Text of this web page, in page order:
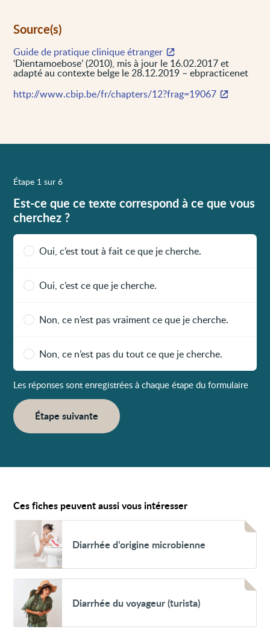
Source(s)
Guide de pratique clinique étranger
‘Dientamoebose’ (2010), mis à jour le 16.02.2017 et
adapté au contexte belge le 28.12.2019 – ebpracticenet
http://www.cbip.be/fr/chapters/12?frag=19067
Étape 1 sur 6
Est-ce que ce texte correspond à ce que vous
cherchez ?
Oui, c’est tout à fait ce que je cherche.
Oui, c’est ce que je cherche.
Non, ce n’est pas vraiment ce que je cherche.
Non, ce n’est pas du tout ce que je cherche.
Les réponses sont enregistrées à chaque étape du formulaire
Étape suivante
Ces fiches peuvent aussi vous intéresser
Diarrhée
d’origine
microbienne
Diarrhée d’origine microbienne
Diarrhée
voyageur
(turista)
Diarrhée du voyageur (turista)